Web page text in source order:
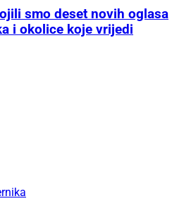
smo deset novih oglasa
i okolice koje vrijedi